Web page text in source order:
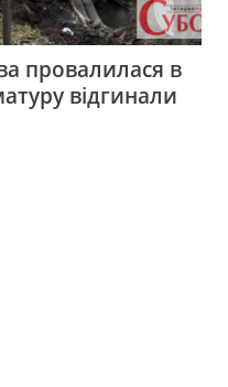
провалилася в
відгинали